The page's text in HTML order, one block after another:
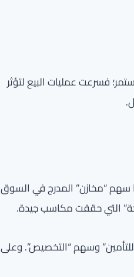
فسرعت عمليات البيع لتؤثر
سهم “مخازن” المدرج في السوق
التي حققت مكاسب جيدة.
وسهم “التخصيص”. وعلى